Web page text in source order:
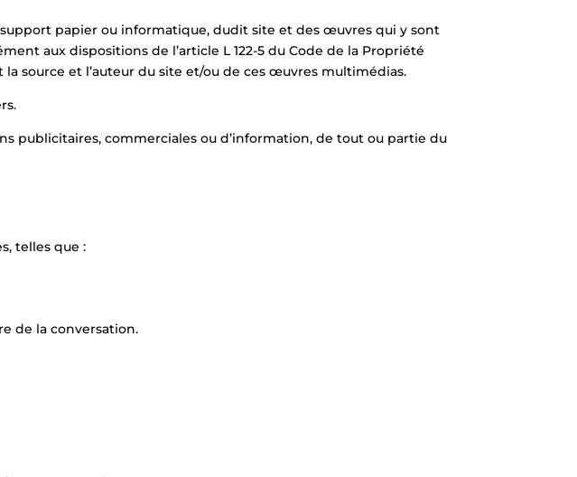
papier ou informatique, dudit site et des œuvres qui y sont
aux dispositions de l’article L 122-5 du Code de la Propriété
source et l’auteur du site et/ou de ces œuvres multimédias.
publicitaires, commerciales ou d’information, de tout ou partie du
telles que :
de la conversation.